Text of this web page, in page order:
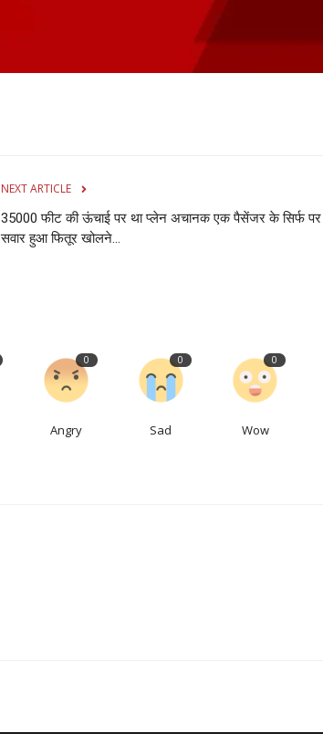
NEXT ARTICLE
35000 फीट की ऊंचाई पर था प्‍लेन अचानक एक पैसेंजर के सिर्फ पर
सवार हुआ फितूर खोलने...
0
Angry
0
Sad
0
Wow
राष्ट्रीय खबरें